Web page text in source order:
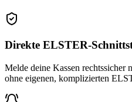
Direkte ELSTER-
Melde deine Kassen rechtssicher
ohne eigenen, komplizierten